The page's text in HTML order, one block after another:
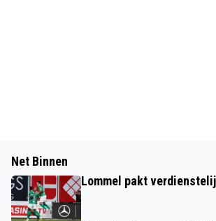
Net Binnen
Lommel pakt